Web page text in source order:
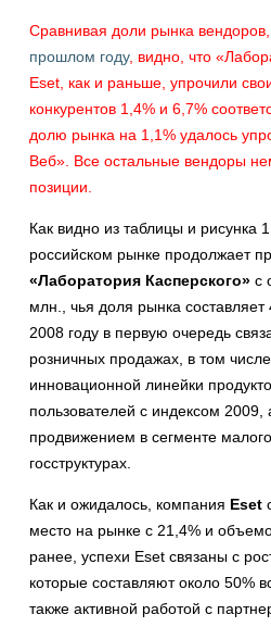
Сравнивая доли рынка
прошлом году, видно, что
Eset, как и раньше, упрочили
конкурентов 1,4% и 6,7%
долю рынка на 1,1% удалось
Веб». Все остальные вендоры
позиции.
Как видно из таблицы и рисунка
российском рынке продолжает
«Лаборатория Касперского» с
млн., чья доля рынка
2008 году в первую очередь
розничных продажах, в том
инновационной линейки
пользователей с индексом
продвижением в сегменте
госструктурах.
Как и ожидалось, компания Eset
место на рынке с 21,4% и
ранее, успехи Eset связаны с
которые составляют около 50%
также активной работой с